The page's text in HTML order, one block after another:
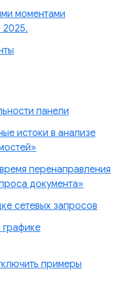
моментами
панели
истоки в анализе
перенаправления
документа»
сетевых запросов
примеры